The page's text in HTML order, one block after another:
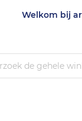
Welkom bij